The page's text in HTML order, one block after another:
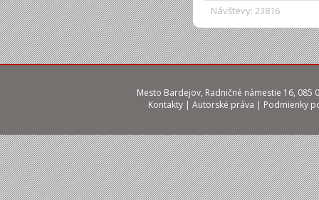
Návštevy: 23816
Mesto Bardejov, Radničné námestie 16, 085
Kontakty | Autorské práva | Podmienky